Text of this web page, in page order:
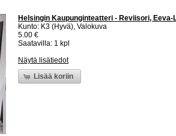
Helsingin Kaupunginteatteri - Reviisori,
Kunto: K3 (Hyvä), Valokuva
5.00 €
Saatavilla: 1 kpl
Näytä lisätiedot
Lisää koriin